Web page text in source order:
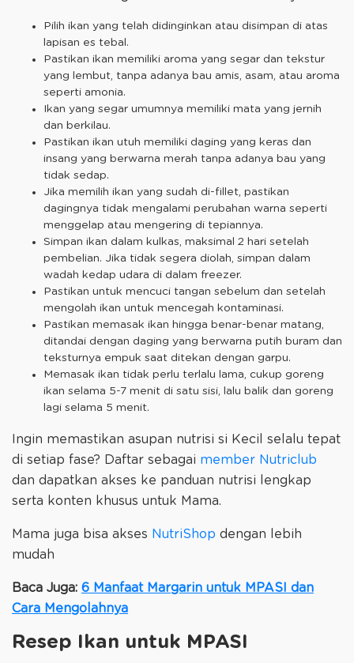
Pilih ikan yang telah didinginkan atau disimpan di atas
lapisan es tebal.
Pastikan ikan memiliki aroma yang segar dan tekstur
yang lembut, tanpa adanya bau amis, asam, atau aroma
seperti amonia.
Ikan yang segar umumnya memiliki mata yang jernih
dan berkilau.
Pastikan ikan utuh memiliki daging yang keras dan
insang yang berwarna merah tanpa adanya bau yang
tidak sedap.
Jika memilih ikan yang sudah di-fillet, pastikan
dagingnya tidak mengalami perubahan warna seperti
menggelap atau mengering di tepiannya.
Simpan ikan dalam kulkas, maksimal 2 hari setelah
pembelian. Jika tidak segera diolah, simpan dalam
wadah kedap udara di dalam freezer.
Pastikan untuk mencuci tangan sebelum dan setelah
mengolah ikan untuk mencegah kontaminasi.
Pastikan memasak ikan hingga benar-benar matang,
ditandai dengan daging yang berwarna putih buram dan
teksturnya empuk saat ditekan dengan garpu.
Memasak ikan tidak perlu terlalu lama, cukup goreng
ikan selama 5-7 menit di satu sisi, lalu balik dan goreng
lagi selama 5 menit.
Ingin memastikan asupan nutrisi si Kecil selalu tepat
di setiap fase? Daftar sebagai member Nutriclub
dan dapatkan akses ke panduan nutrisi lengkap
serta konten khusus untuk Mama.
Mama juga bisa akses NutriShop dengan lebih
mudah
Baca Juga: 6 Manfaat Margarin untuk MPASI dan
Cara Mengolahnya
Resep Ikan untuk MPASI